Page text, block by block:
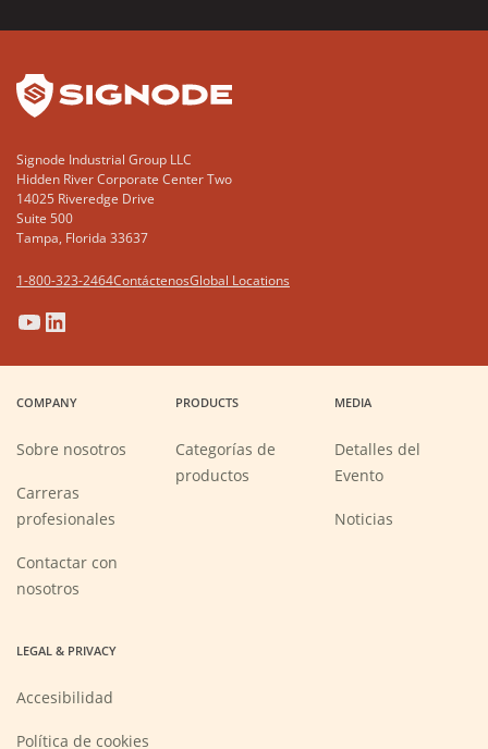
Signode Industrial Group LLC
Hidden River Corporate Center Two
14025 Riveredge Drive
Suite 500
Tampa, Florida 33637
1-800-323-2464ContáctenosGlobal Locations
(Opens
in
new
window)
(Opens
in
new
window)
(Opens
in
new
window)
(Opens
in
new
window)
COMPANY
Sobre nosotros
Carreras
profesionales
new
Contactar con
nosotros
PRODUCTS
Categorías de
productos
MEDIA
Detalles del
Evento
Noticias
LEGAL & PRIVACY
Accesibilidad
Política de cookies